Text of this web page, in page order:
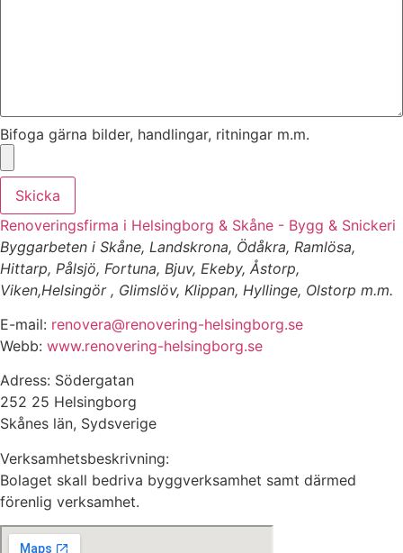
Bifoga gärna bilder, handlingar, ritningar m.m.
Skicka
Renoveringsfirma i Helsingborg & Skåne - Bygg & Snickeri
Byggarbeten i Skåne, Landskrona, Ödåkra, Ramlösa,
Hittarp, Pålsjö, Fortuna, Bjuv, Ekeby, Åstorp,
Viken,Helsingör , Glimslöv, Klippan, Hyllinge, Olstorp m.m.
E-mail: renovera@renovering-helsingborg.se
Webb: www.renovering-helsingborg.se
Adress: Södergatan
252 25 Helsingborg
Skånes län, Sydsverige
Verksamhetsbeskrivning:
Bolaget skall bedriva byggverksamhet samt därmed
förenlig verksamhet.